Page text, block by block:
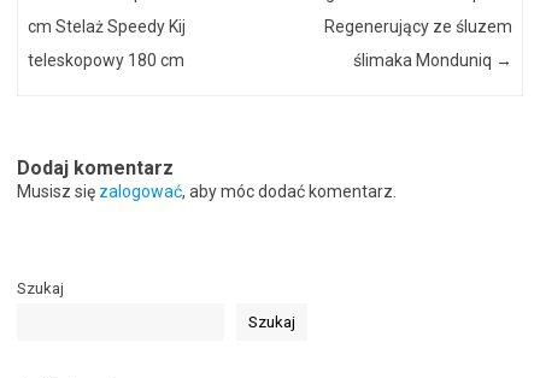
cm Stelaż Speedy Kij
teleskopowy 180 cm
Regenerujący ze śluzem
ślimaka Monduniq →
Dodaj komentarz
Musisz się zalogować, aby móc dodać komentarz.
Szukaj
Szukaj